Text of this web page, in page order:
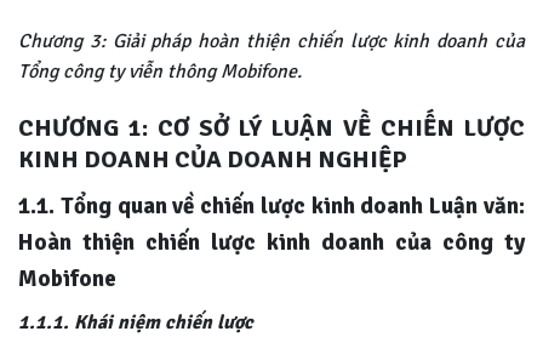
Chương 3: Giải pháp hoàn thiện chiến lược kinh doanh của
Tổng công ty viễn thông Mobifone.
CHƯƠNG 1: CƠ SỞ LÝ LUẬN VỀ CHIẾN LƯỢC
KINH DOANH CỦA DOANH NGHIỆP
1.1. Tổng quan về chiến lược kinh doanh Luận văn:
Hoàn thiện chiến lược kinh doanh của công ty
Mobifone
1.1.1. Khái niệm chiến lược